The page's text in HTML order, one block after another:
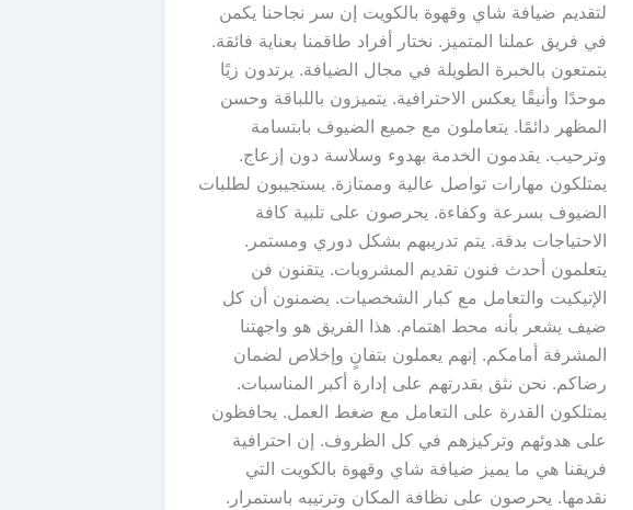
لتقديم ضيافة شاي وقهوة بالكويت إن سر نجاحنا يكمن
في فريق عملنا المتميز. نختار أفراد طاقمنا بعناية فائقة.
يتمتعون بالخبرة الطويلة في مجال الضيافة. يرتدون زيًا
موحدًا وأنيقًا يعكس الاحترافية. يتميزون باللباقة وحسن
المظهر دائمًا. يتعاملون مع جميع الضيوف بابتسامة
وترحيب. يقدمون الخدمة بهدوء وسلاسة دون إزعاج.
يمتلكون مهارات تواصل عالية وممتازة. يستجيبون لطلبات
الضيوف بسرعة وكفاءة. يحرصون على تلبية كافة
الاحتياجات بدقة. يتم تدريبهم بشكل دوري ومستمر.
يتعلمون أحدث فنون تقديم المشروبات. يتقنون فن
الإتيكيت والتعامل مع كبار الشخصيات. يضمنون أن كل
ضيف يشعر بأنه محط اهتمام. هذا الفريق هو واجهتنا
المشرفة أمامكم. إنهم يعملون بتفانٍ وإخلاص لضمان
رضاكم. نحن نثق بقدرتهم على إدارة أكبر المناسبات.
يمتلكون القدرة على التعامل مع ضغط العمل. يحافظون
على هدوئهم وتركيزهم في كل الظروف. إن احترافية
فريقنا هي ما يميز ضيافة شاي وقهوة بالكويت التي
نقدمها. يحرصون على نظافة المكان وترتيبه باستمرار.